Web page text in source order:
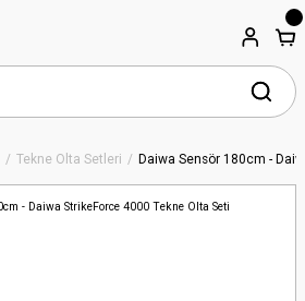
Tekne Olta Setleri Daiwa Sensör 180cm -